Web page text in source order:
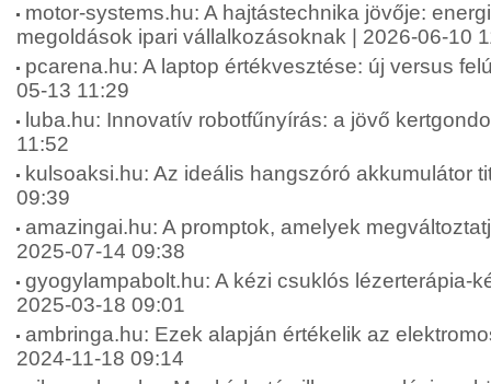
motor-systems.hu: A hajtástechnika jövője:
megoldások ipari vállalkozásoknak | 2026-06-10
pcarena.hu: A laptop értékvesztése: új versus
05-13 11:29
luba.hu: Innovatív robotfűnyírás: a jövő
11:52
kulsoaksi.hu: Az ideális hangszóró akkumulátor
09:39
amazingai.hu: A promptok, amelyek
2025-07-14 09:38
gyogylampabolt.hu: A kézi csuklós lézerterápia-
2025-03-18 09:01
ambringa.hu: Ezek alapján értékelik az
2024-11-18 09:14